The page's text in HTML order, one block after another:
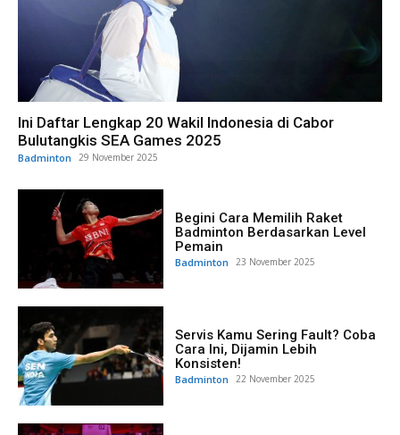
Ini Daftar Lengkap 20 Wakil Indonesia di Cabor
Bulutangkis SEA Games 2025
Badminton 29 November 2025
Begini Cara Memilih Raket
Badminton Berdasarkan Level
Pemain
Badminton 23 November 2025
Servis Kamu Sering Fault? Coba
Cara Ini, Dijamin Lebih
Konsisten!
Badminton 22 November 2025